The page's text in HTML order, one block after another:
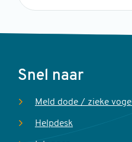
Voet
Snel naar
Meld dode / zieke vogel
Helpdesk